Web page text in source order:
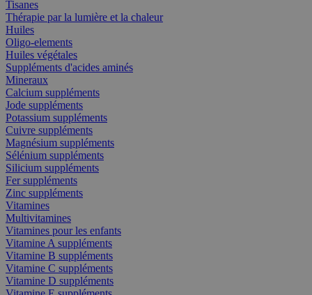
Tisanes
Thérapie par la lumière et la chaleur
Huiles
Oligo-elements
Huiles végétales
Suppléments d'acides aminés
Mineraux
Calcium suppléments
Jode suppléments
Potassium suppléments
Cuivre suppléments
Magnésium suppléments
Sélénium suppléments
Silicium suppléments
Fer suppléments
Zinc suppléments
Vitamines
Multivitamines
Vitamines pour les enfants
Vitamine A suppléments
Vitamine B suppléments
Vitamine C suppléments
Vitamine D suppléments